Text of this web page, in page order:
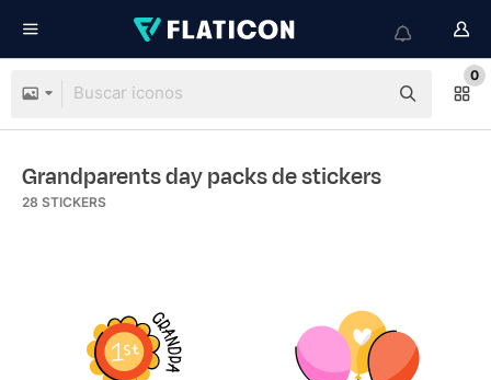
0
Grandparents day packs de stickers
28 STICKERS